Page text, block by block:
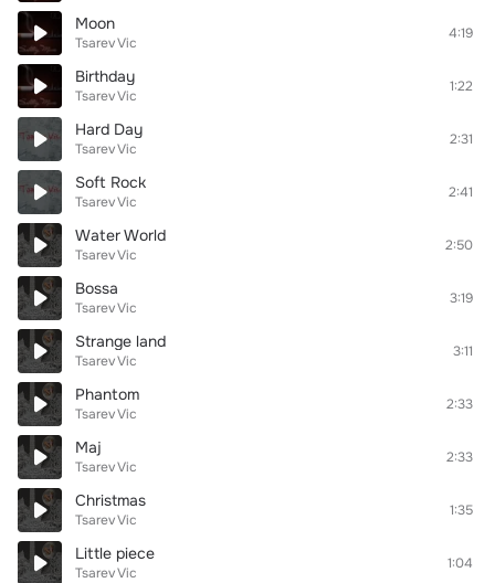
Moon
Tsarev Vic
4:19
Birthday
Tsarev Vic
1:22
Hard Day
Tsarev Vic
2:31
Soft Rock
Tsarev Vic
2:41
Water World
Tsarev Vic
2:50
Bossa
Tsarev Vic
3:19
Strange land
Tsarev Vic
3:11
Phantom
Tsarev Vic
2:33
Maj
Tsarev Vic
2:33
Christmas
Tsarev Vic
1:35
Little piece
Tsarev Vic
1:04